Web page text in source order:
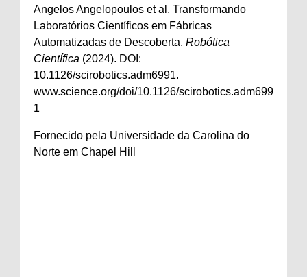
Angelos Angelopoulos et al, Transformando
Laboratórios Científicos em Fábricas
Automatizadas de Descoberta, Robótica
Científica (2024). DOI:
10.1126/scirobotics.adm6991.
www.science.org/doi/10.1126/scirobotics.adm699
1
Fornecido pela Universidade da Carolina do
Norte em Chapel Hill